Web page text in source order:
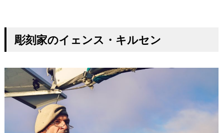
彫刻家のイェンス ・キルセン